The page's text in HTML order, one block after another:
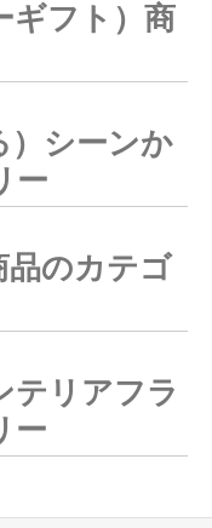
ギフト）商
）シーンか
ー
品のカテゴ
テリアフラ
ー